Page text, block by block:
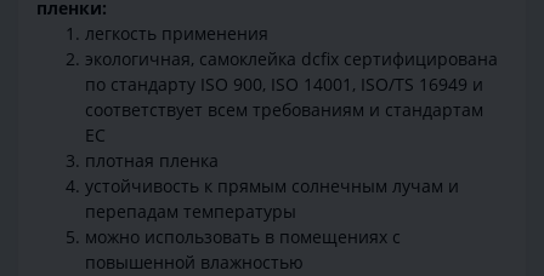
пленки:
легкость применения
экологичная, самоклейка dcfix сертифицирована
по стандарту ISO 900, ISO 14001, ISO/TS 16949 и
соответствует всем требованиям и стандартам
ЕС
плотная пленка
устойчивость к прямым солнечным лучам и
перепадам температуры
можно использовать в помещениях с
повышенной влажностью